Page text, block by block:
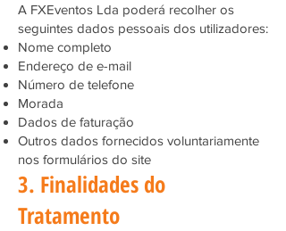
A FXEventos Lda poderá recolher os
seguintes dados pessoais dos utilizadores:
Nome completo
Endereço de e-mail
Número de telefone
Morada
Dados de faturação
Outros dados fornecidos voluntariamente
nos formulários do site
3. Finalidades do
Tratamento